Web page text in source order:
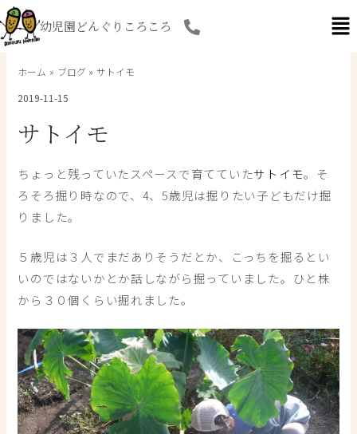
内
容
を
幼児園どんぐりころころ
ホーム ブログ
サトイモ
2019-11-15
サトイモ
ちょっと残っていたスペースで育てていたサトイモ。そ
ろそろ掘り時なので、4、5歳児は掘りたい子どもだけ掘
りました。
５歳児は３人でまだありそうだとか、こっちを掘るとい
いのではないかとか話しながら掘っていました。ひと株
から３０個くらい掘れました。